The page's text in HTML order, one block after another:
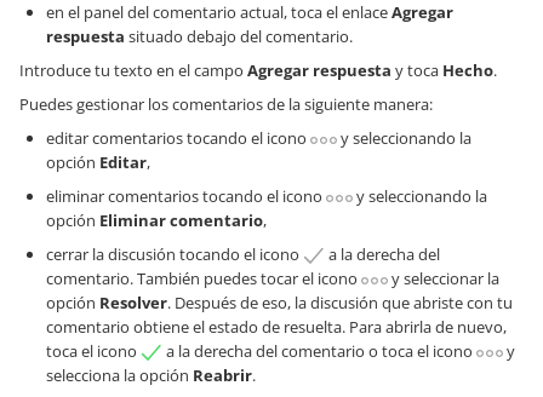
en el panel del comentario actual, toca el enlaceAgregar
respuesta situado debajo del comentario.
Introduce tu texto en el campo Agregar respuesta y toca Hecho.
Puedes gestionar los comentarios de la siguiente manera:
editar comentarios tocando el icono
y seleccionando la
opción Editar,
eliminar comentarios tocando el icono
y seleccionando la
opción Eliminar comentario,
cerrar la discusión tocando el icono
a la derecha del
comentario. También puedes tocar el icono
y seleccionar la
opción Resolver. Después de eso, la discusión que abriste con tu
comentario obtiene el estado de resuelta. Para abrirla de nuevo,
toca el icono
a la derecha del comentario o toca el icono
y
selecciona la opción Reabrir.